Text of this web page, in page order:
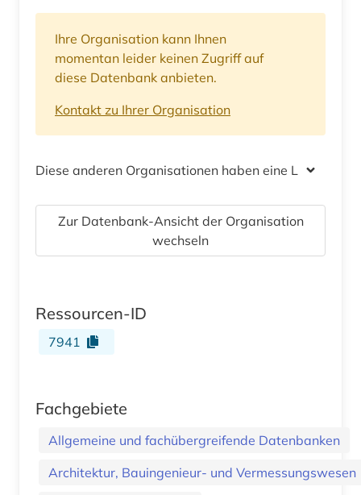
Ihre Organisation kann Ihnen
momentan leider keinen Zugriff auf
diese Datenbank anbieten.
Kontakt zu Ihrer Organisation
Diese anderen Organisationen haben eine Lizenz
Zur Datenbank-Ansicht der Organisation
wechseln
Ressourcen-ID
7941
Fachgebiete
Allgemeine und fachübergreifende Datenbanken
Architektur, Bauingenieur- und Vermessungswesen